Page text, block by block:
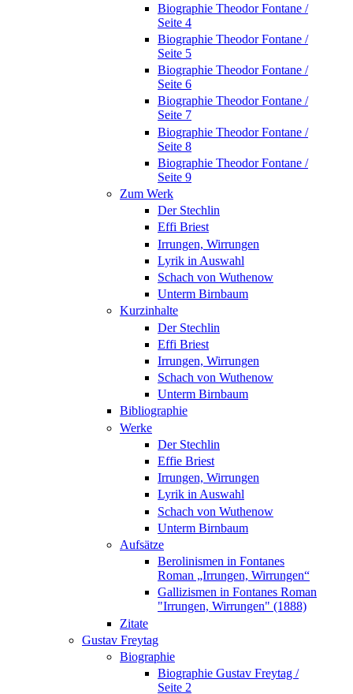
Biographie Theodor Fontane /
Seite 4
Biographie Theodor Fontane /
Seite 5
Biographie Theodor Fontane /
Seite 6
Biographie Theodor Fontane /
Seite 7
Biographie Theodor Fontane /
Seite 8
Biographie Theodor Fontane /
Seite 9
Zum Werk
Der Stechlin
Effi Briest
Irrungen, Wirrungen
Lyrik in Auswahl
Schach von Wuthenow
Unterm Birnbaum
Kurzinhalte
Der Stechlin
Effi Briest
Irrungen, Wirrungen
Schach von Wuthenow
Unterm Birnbaum
Bibliographie
Werke
Der Stechlin
Effie Briest
Irrungen, Wirrungen
Lyrik in Auswahl
Schach von Wuthenow
Unterm Birnbaum
Aufsätze
Berolinismen in Fontanes
Roman „Irrungen, Wirrungen“
Gallizismen in Fontanes Roman
"Irrungen, Wirrungen" (1888)
Zitate
Gustav Freytag
Biographie
Biographie Gustav Freytag /
Seite 2